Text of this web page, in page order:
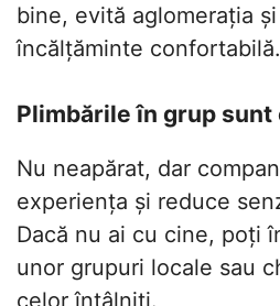
bine, evită aglomerația
încălțăminte confortabilă.
Plimbările în grup
Nu neapărat, dar
experiența și reduce
Dacă nu ai cu cine, poți
unor grupuri locale sau
celor întâlniți.